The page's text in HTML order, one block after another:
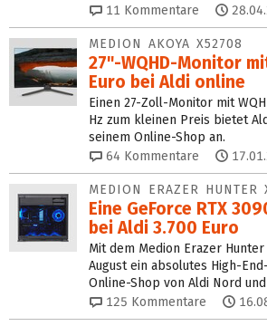
11 Kommentare
MEDION AKOYA X52708
27"-WQHD-Monitor
Euro bei Aldi online
Einen 27-Zoll-Monitor mit
Hz zum kleinen Preis bietet
seinem Online-Shop an.
64 Kommentare
MEDION ERAZER HUNTER
Eine GeForce RTX
bei Aldi 3.700 Euro
Mit dem Medion Erazer Hunter
August ein absolutes High-
Online-Shop von Aldi Nord und
125 Kommentare